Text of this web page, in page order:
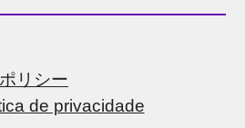
リシー
de privacidade